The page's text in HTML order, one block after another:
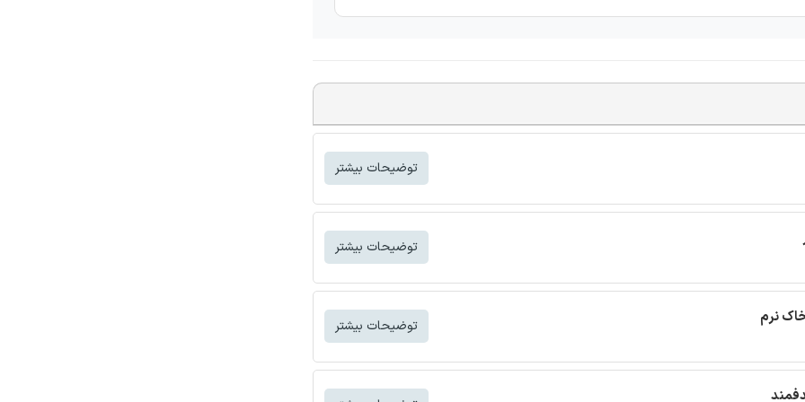
توضیحات بیشتر
توضیحات بیشتر
نرم توضیحات بیشتر